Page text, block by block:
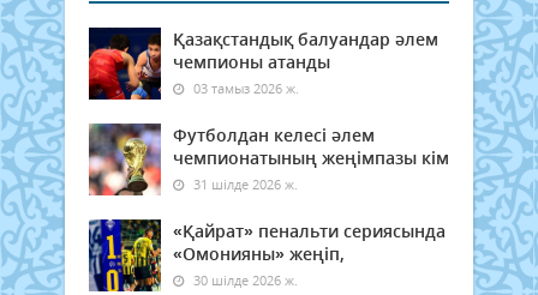
Қазақстандық балуандар әлем
чемпионы атанды
03 тамыз 2026 ж.
Футболдан келесі әлем
чемпионатының жеңімпазы кім
31 шілде 2026 ж.
«Қайрат» пенальти сериясында
«Омонияны» жеңіп,
30 шілде 2026 ж.